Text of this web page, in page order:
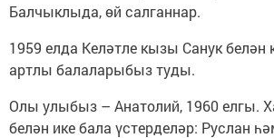
Балчыклыда, өй салганнар.
1959 елда Келәтле кызы Санук белән
артлы балаларыбыз туды.
Олы улыбыз – Анатолий, 1960 елгы.
белән ике бала үстерделәр: Руслан